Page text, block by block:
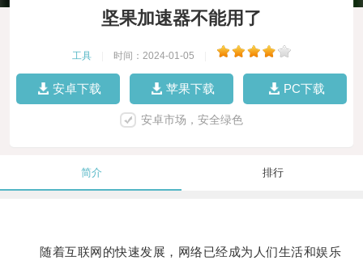
坚果加速器不能用了
工具 时间：2024-01-05
安卓下载 苹果下载 PC下载
安卓市场，安全绿色
简介 排行
随着互联网的快速发展，网络已经成为人们生活和娱乐